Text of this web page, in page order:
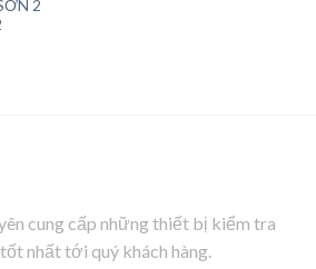
2
cung cấp những thiết bị kiểm tra
nhất tới quý khách hàng.